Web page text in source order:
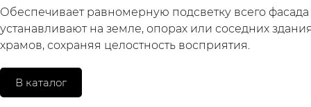
Обеспечивает равномерную подсветку всего
устанавливают на земле, опорах или соседних
храмов, сохраняя целостность восприятия.
В каталог